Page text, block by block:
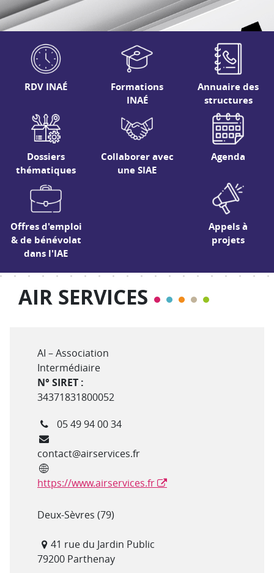
RDV INAÉ
Formations
INAÉ
Annuaire des
structures
Dossiers
thématiques
Collaborer avec
une SIAE
Agenda
Offres d'emploi
& de bénévolat
dans l'IAE
Appels à
projets
AIR SERVICES
Type de structure
AI – Association
Intermédiaire
N° SIRET :
34371831800052
Téléphone
05 49 94 00 34
Courriel
contact@airservices.fr
Site internet
https://www.airservices.fr
Département(s)
Deux-Sèvres (79)
41 rue du Jardin Public
79200 Parthenay